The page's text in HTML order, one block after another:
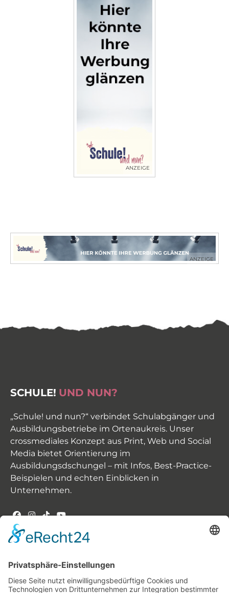
ANZEIGE
ANZEIGE
SCHULE! UND NUN?
„Schule! und nun?“ verbindet Schulabgänger und
Ausbildungsbetriebe im Ortenaukreis. Unser
crossmediales Konzept aus Print, Web und Social
Media bietet Orientierung im
Ausbildungsdschungel – mit Infos, Best-Practice-
Beispielen und echten Einblicken in
Unternehmen.
Der Weg zum Ausbildungsplatz